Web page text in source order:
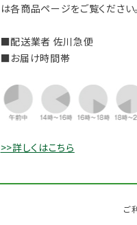
は各商品ページをご覧ください。
■配送業者 佐川急便
■お届け時間帯
>>詳しくはこちら
ご